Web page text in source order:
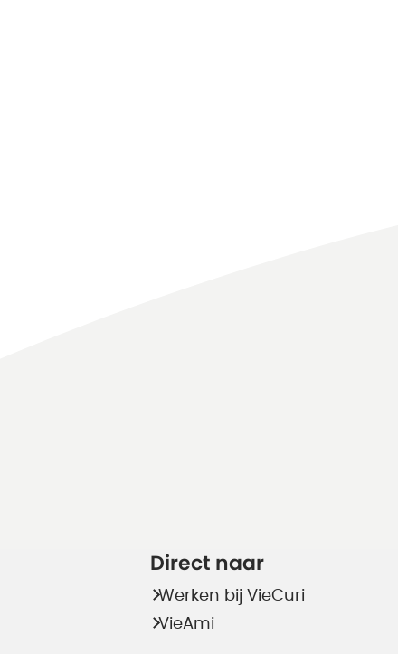
Direct naar
Werken bij VieCuri
VieAmi